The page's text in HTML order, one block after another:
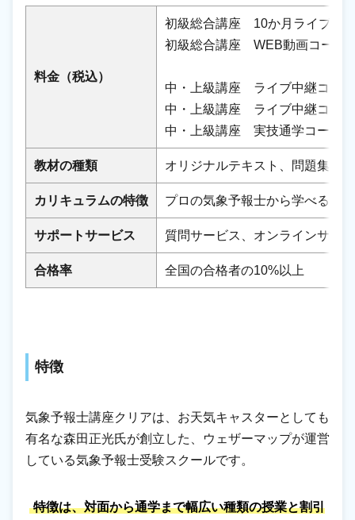
料金（税込）
初級総合講座 10か月ライブ中
初級総合講座 WEB動画コース
中・上級講座 ライブ中継コー
中・上級講座 ライブ中継コー
中・上級講座 実技通学コース
教材の種類 オリジナルテキスト、問題集
カリキュラムの特徴 プロの気象予報士から学べる、
サポートサービス 質問サービス、オンラインサロ
合格率 全国の合格者の10%以上
特徴
気象予報士講座クリアは、お天気キャスターとしても
有名な森田正光氏が創立した、ウェザーマップが運営
している気象予報士受験スクールです。
特徴は、対面から通学まで幅広い種類の授業と割引